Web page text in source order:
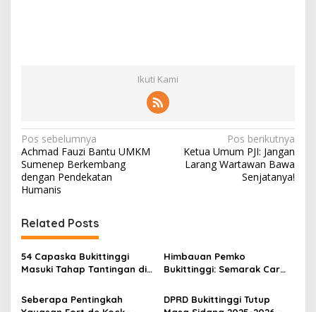
Ikuti Kami
N
a
v
g
a
s
p
Pos sebelumnya
Achmad Fauzi Bantu UMKM
Sumenep Berkembang
dengan Pendekatan
Humanis
Pos berikutnya
Ketua Umum PJI: Jangan
Larang Wartawan Bawa
Senjatanya!
Related Posts
54 Capaska Bukittinggi
Masuki Tahap Tantingan di
Himbauan Pemko
Bukittinggi: Semarak Car
HUT ke I Komando Daerah
Militer (KODAM) XX/Tuanku
Seberapa Pentingkah
DPRD Bukittinggi Tutup